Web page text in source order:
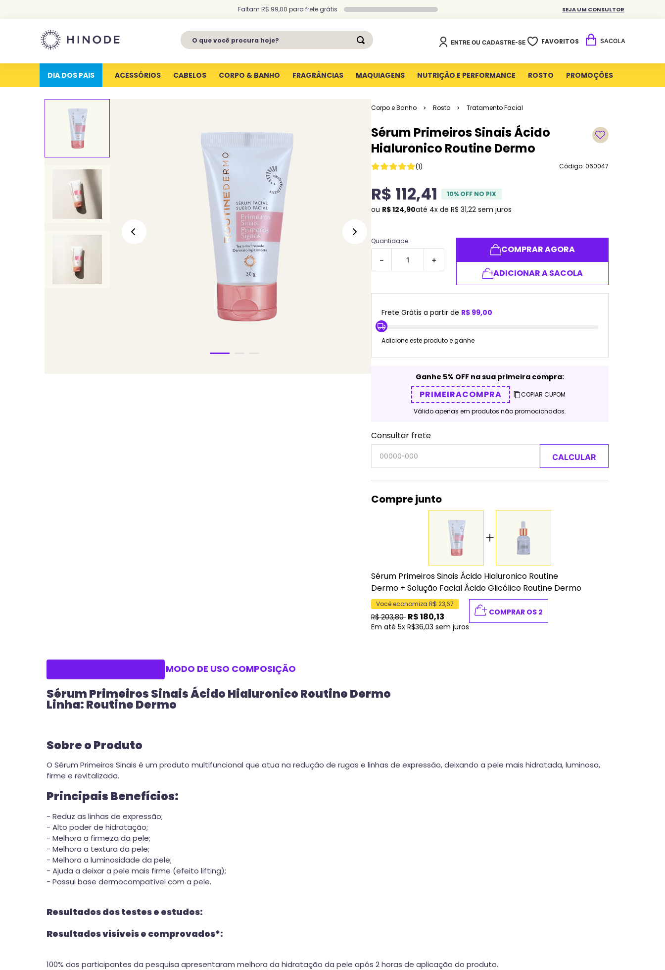
Faltam R$ 99,00 para frete grátis SEJA UM CONSULTOR
O que você procura hoje?
ENTRE OU CADASTRE-SE FAVORITOS
DIA DOS PAIS ACESSÓRIOS CABELOS CORPO & BANHO FRAGRÂNCIAS MAQUIAGENS NUTRIÇÃO E PERFORMANCE ROSTO PROMOÇÕES
Corpo e Banho Rosto Tratamento Facial
Sérum Primeiros Sinais Ácido
Hialuronico Routine Dermo
(1) Código: 060047
R$ 112,41 10% OFF NO PIX
ou R$124,90até 4x de R$ 31,22 sem juros
Quantidade
＋
－
COMPRAR AGORA
ADICIONAR A SACOLA
Frete Grátis a partir de R$ 99,00
Adicione este produto e ganhe
Ganhe 5% OFF na sua primeira compra:
PRIMEIRACOMPRA
COPIAR CUPOM
Válido apenas em produtos não promocionados.
Consultar frete
CALCULAR
Compre junto
Sérum Primeiros Sinais Ácido Hialuronico Routine
Dermo + Solução Facial Ácido Glicólico Routine Dermo
Você economiza R$ 23,67
R$203,80 R$180,13
Em até 5x R$36,03 sem juros
COMPRAR OS 2
MODO DE USO COMPOSIÇÃO
Sérum Primeiros Sinais Ácido Hialuronico Routine Dermo
Linha: Routine Dermo
Sobre o Produto
O Sérum Primeiros Sinais é um produto multifuncional que atua na redução de rugas e linhas de expressão, deixando a pele mais hidratada, luminosa,
firme e revitalizada.
Principais Benefícios:
- Reduz as linhas de expressão;
- Alto poder de hidratação;
- Melhora a firmeza da pele;
- Melhora a textura da pele;
- Melhora a luminosidade da pele;
- Ajuda a deixar a pele mais firme (efeito lifting);
- Possui base dermocompatível com a pele.
Resultados dos testes e estudos:
Resultados visíveis e comprovados*:
100% dos participantes da pesquisa apresentaram melhora da hidratação da pele após 2 horas de aplicação do produto.
1º
perfumes
3º
5
9